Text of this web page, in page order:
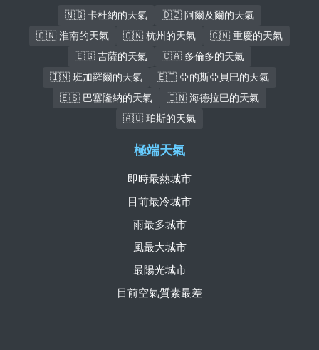
🇳🇬 卡杜納的天氣
🇩🇿 阿爾及爾的天氣
🇨🇳 淮南的天氣
🇨🇳 杭州的天氣
🇨🇳 重慶的天氣
🇪🇬 吉薩的天氣
🇨🇦 多倫多的天氣
🇮🇳 班加羅爾的天氣
🇪🇹 亞的斯亞貝巴的天氣
🇪🇸 巴塞隆納的天氣
🇮🇳 海德拉巴的天氣
🇦🇺 珀斯的天氣
極端天氣
即時最熱城市
目前最冷城市
雨最多城市
風最大城市
最陽光城市
目前空氣質素最差